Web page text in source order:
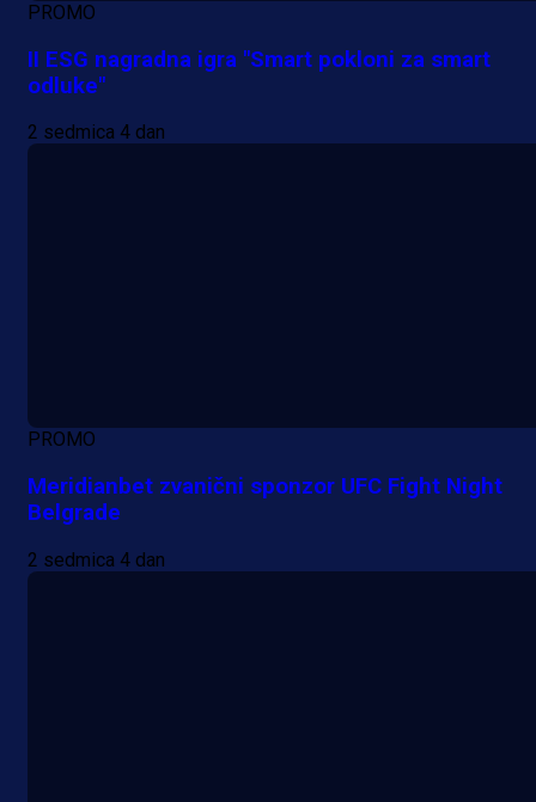
PROMO
II ESG nagradna igra "Smart pokloni za smart
odluke"
2 sedmica 4 dan
PROMO
Meridianbet zvanični sponzor UFC Fight Night
Belgrade
2 sedmica 4 dan